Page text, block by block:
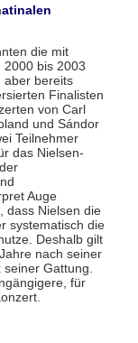
die mit
bis 2003
aber bereits
Finalisten
von Carl
und Sándor
Teilnehmer
das Nielsen-
Auge
dass Nielsen die
systematisch die
Deshalb gilt
nach seiner
Gattung.
für